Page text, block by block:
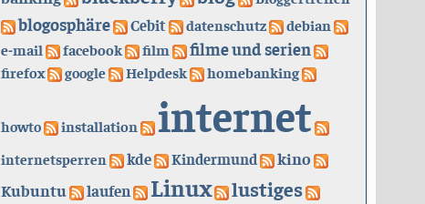
blogosphäre Cebit datenschutz
debian
e-mail
facebook film filme und serien
firefox google Helpdesk homebanking
howto installation internet
internetsperren kde Kindermund
kino
Kubuntu
laufen Linux lustiges